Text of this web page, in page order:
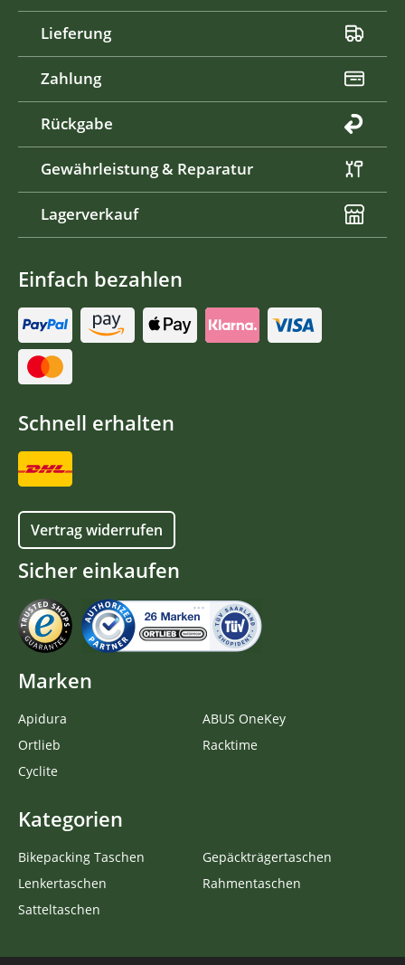
Lieferung
Zahlung
Rückgabe
Gewährleistung & Reparatur
Lagerverkauf
Einfach bezahlen
Schnell erhalten
Vertrag widerrufen
Sicher einkaufen
Marken
Apidura
Ortlieb
Cyclite
ABUS OneKey
Racktime
Kategorien
Bikepacking Taschen
Lenkertaschen
Satteltaschen
Gepäckträgertaschen
Rahmentaschen